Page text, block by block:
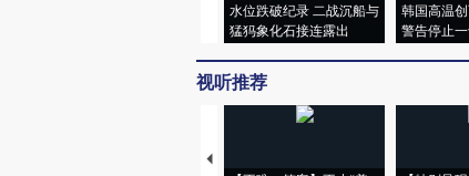
水位跌破纪录 二战沉船与
猛犸象化石接连露出
韩国高温
警告停止
视听推荐